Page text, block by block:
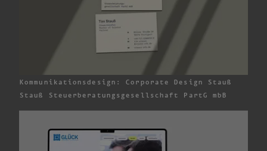
Kommunikationsdesign: Corporate Design Stauß
Stauß Steuerberatungs­gesellschaft
PartG mbB